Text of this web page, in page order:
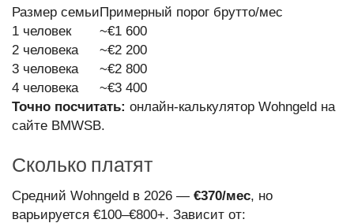
Размер семьиПримерный порог брутто/мес
1 человек
~€1 600
2 человека
~€2 200
3 человека
~€2 800
4 человека
~€3 400
Точно посчитать: онлайн-калькулятор Wohngeld на
сайте BMWSB.
Сколько платят
Средний Wohngeld в 2026 — €370/мес, но
варьируется €100–€800+. Зависит от: